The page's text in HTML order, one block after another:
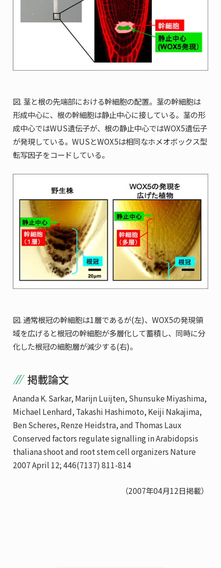
図. 茎と根の先端部における幹細胞の配置。茎の幹細胞は
形成中心に、根の幹細胞は静止中心に接している。茎の形
成中心ではWUS遺伝子が、根の静止中心ではWOX5遺伝子
が発現している。WUSとWOX5は相同なホメオボックス型
転写因子をコードしている。
図. 通常根冠の幹細胞は1層であるが(左)、WOX5の発現領
域を広げると根冠の幹細胞が多層化して蓄積し、同時に分
化した根冠の細胞層が減少する(右)。
掲載論文
Ananda K. Sarkar, Marijn Luijten, Shunsuke Miyashima,
Michael Lenhard, Takashi Hashimoto, Keiji Nakajima,
Ben Scheres, Renze Heidstra, and Thomas Laux
Conserved factors regulate signalling in Arabidopsis
thaliana shoot and root stem cell organizers Nature
2007 April 12; 446(7137) 811-814
（2007年04月12日掲載）